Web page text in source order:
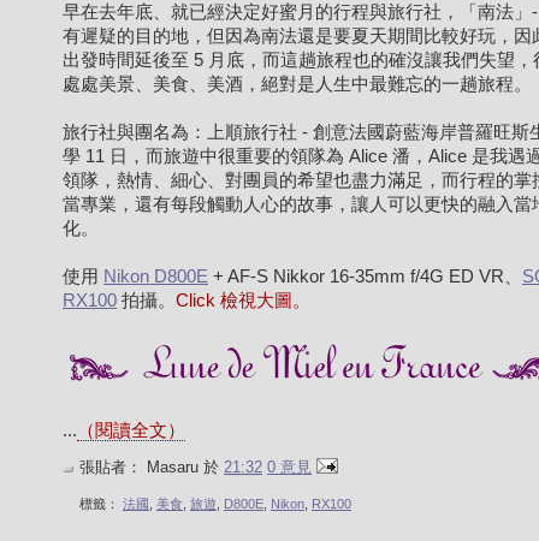
早在去年底、就已經決定好蜜月的行程與旅行社，「南法」
有遲疑的目的地，但因為南法還是要夏天期間比較好玩，因
出發時間延後至 5 月底，而這趟旅程也的確沒讓我們失望，
處處美景、美食、美酒，絕對是人生中最難忘的一趟旅程。
旅行社與團名為：上順旅行社 - 創意法國蔚藍海岸普羅旺斯
學 11 日，而旅遊中很重要的領隊為 Alice 潘，Alice 是我遇
領隊，熱情、細心、對團員的希望也盡力滿足，而行程的掌
當專業，還有每段觸動人心的故事，讓人可以更快的融入當
化。
使用 Nikon D800E + AF-S Nikkor 16-35mm f/4G ED VR、
RX100 拍攝。 Click 檢視大圖。
... （閱讀全文）
張貼者： Masaru 於 21:32 0 意見
標籤： 法國 , 美食, 旅遊, D800E, Nikon, RX100